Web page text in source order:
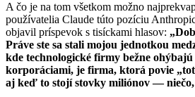
A čo je na tom všetkom možno
používatelia Claude túto pozíciu
objavil príspevok s tisíckami hlasov:
Práve ste sa stali mojou jednotkou
kde technologické firmy bežne
korporáciami, je firma, ktorá povie
aj keď to stojí stovky miliónov —